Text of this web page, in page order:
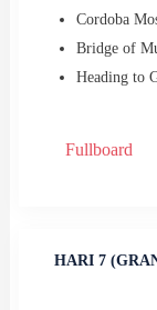
⁠Cordoba
⁠Bridge of
⁠Heading to
Fullboard
HARI 7